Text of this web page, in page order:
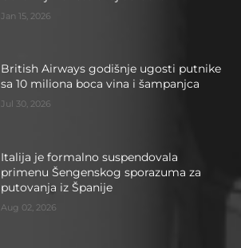
Jan 15, 2026
British Airways godišnje ugosti putnike
sa 10 miliona boca vina i šampanjca
Jul 30, 2026
Italija je formalno suspendovala
primenu Šengenskog sporazuma za
putovanja iz Španije
Aug 02, 2026